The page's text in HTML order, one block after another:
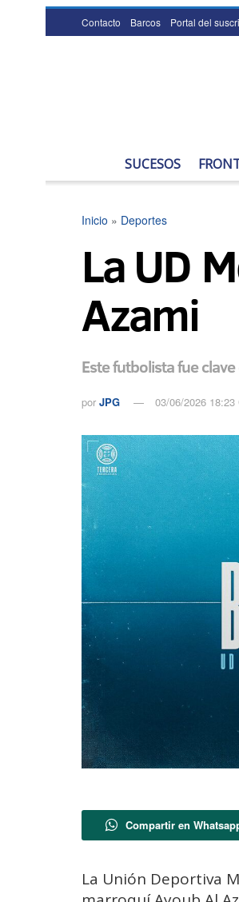
Contacto Barcos Portal del
SUCESOS
Inicio » Deportes
La UD
Azami
Este futbolista fue
por JPG 03/06/2026 18:23
Compartir en
La Unión Deportiva